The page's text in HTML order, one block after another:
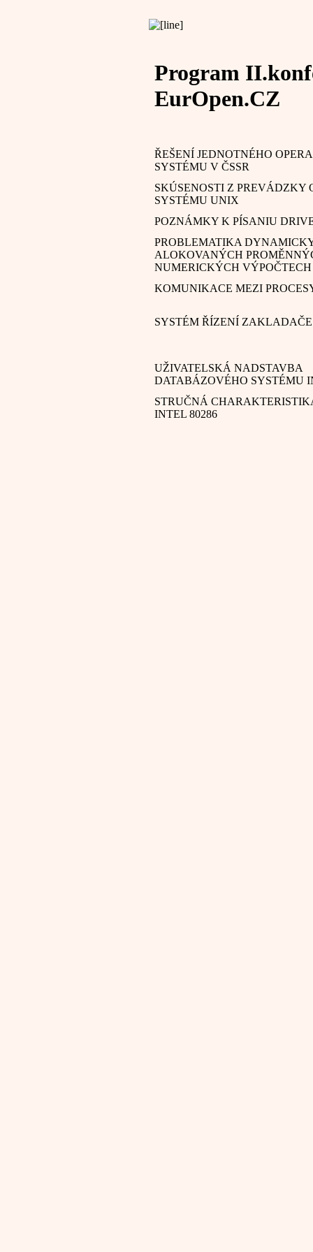
Program
EurOpen.CZ
ŘEŠENÍ JEDNOTNÉHO
SYSTÉMU V ČSSR
SKÚSENOSTI Z PREVÁDZKY
SYSTÉMU UNIX
POZNÁMKY K PÍSANIU
PROBLEMATIKA
ALOKOVANÝCH
NUMERICKÝCH VÝPOČTECH
KOMUNIKACE MEZI
SYSTÉM ŘÍZENÍ ZAKLADAČE
UŽIVATELSKÁ NADSTAVBA
DATABÁZOVÉHO SYSTÉMU
STRUČNÁ
INTEL 80286